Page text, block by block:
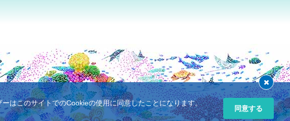
はこのサイトでのCookieの使用に同意したことになります。
同意する